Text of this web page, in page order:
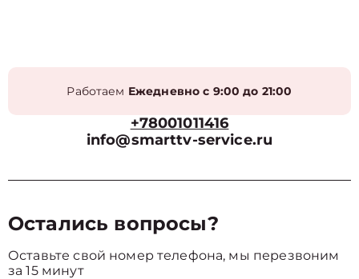
Работаем Ежедневно с 9:00 до 21:00
+78001011416
info@smarttv-service.ru
Остались вопросы?
Оставьте свой номер телефона, мы перезвоним
за 15 минут